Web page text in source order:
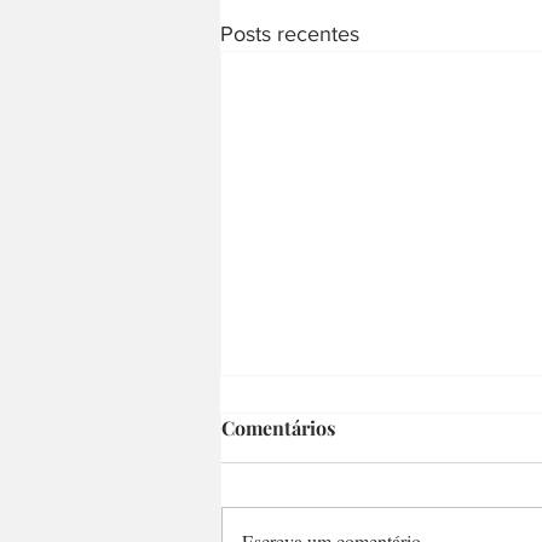
Posts recentes
Comentários